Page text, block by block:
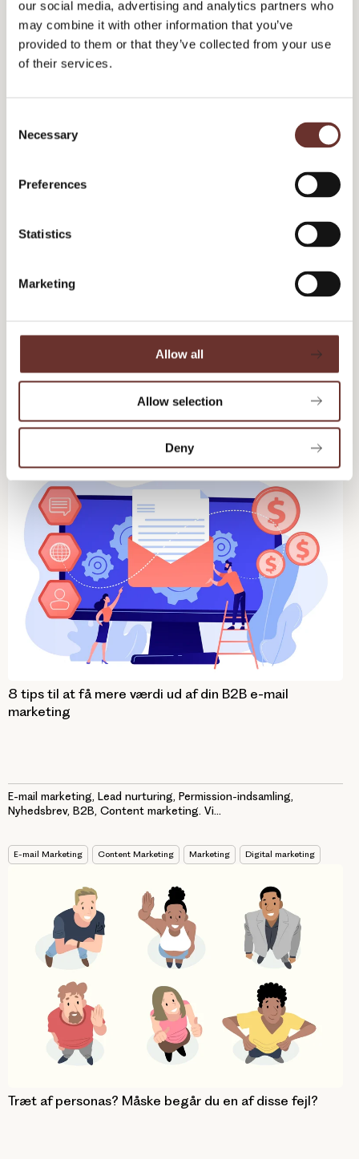
our social media, advertising and analytics partners who
may combine it with other information that you’ve
provided to them or that they’ve collected from your use
of their services.
Necessary
Preferences
Statistics
Marketing
Allow all
Allow selection
Deny
Inbound marketing, som bl.a. er metoden bag den populære
CRM-platform HubSpot, fokuserer på at...
5 content-marketing-tricks, der skiller dig ud fra
op i træet, hvis du skal høste...
Digital marketing
8 tips til at få mere værdi ud af din B2B e-mail
marketing
E-mail marketing, Lead nurturing, Permission-indsamling,
Nyhedsbrev, B2B, Content marketing. Vi...
E-mail Marketing Content Marketing Marketing Digital marketing
Træt af personas? Måske begår du en af disse fejl?